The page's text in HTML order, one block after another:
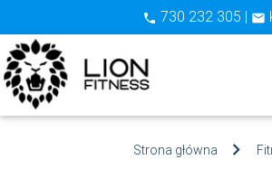
phone 730 232 305 | email
Strona główna